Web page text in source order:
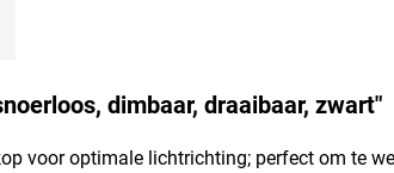
dimbaar, draaibaar, zwart"
voor optimale lichtrichting; perfect om te